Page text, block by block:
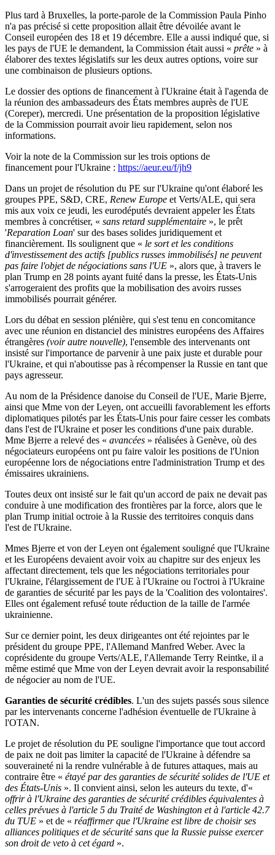
Plus tard à Bruxelles, la porte-parole de la Commission Paula Pinho
n'a pas précisé si cette proposition allait être dévoilée avant le
Conseil européen des 18 et 19 décembre. Elle a aussi indiqué que, si
les pays de l'UE le demandent, la Commission était aussi « prête » à
élaborer des textes législatifs sur les deux autres options, voire sur
une combinaison de plusieurs options.
Le dossier des options de financement à l'Ukraine était à l'agenda de
la réunion des ambassadeurs des États membres auprès de l'UE
(Coreper), mercredi. Une présentation de la proposition législative
de la Commission pourrait avoir lieu rapidement, selon nos
informations.
Voir la note de la Commission sur les trois options de
financement pour l'Ukraine : https://aeur.eu/f/jh9
Dans un projet de résolution du PE sur l'Ukraine qu'ont élaboré les
groupes PPE, S&D, CRE, Renew Europe et Verts/ALE, qui sera
mis aux voix ce jeudi, les eurodéputés devraient appeler les États
membres à concrétiser, « sans retard supplémentaire », le prêt
'Reparation Loan' sur des bases solides juridiquement et
financièrement. Ils soulignent que « le sort et les conditions
d'investissement des actifs [publics russes immobilisés] ne peuvent
pas faire l'objet de négociations sans l'UE », alors que, à travers le
plan Trump en 28 points ayant fuité dans la presse, les États-Unis
s'arrogeraient des profits que la mobilisation des avoirs russes
immobilisés pourrait générer.
Lors du débat en session plénière, qui s'est tenu en concomitance
avec une réunion en distanciel des ministres européens des Affaires
étrangères (voir autre nouvelle), l'ensemble des intervenants ont
insisté sur l'importance de parvenir à une paix juste et durable pour
l'Ukraine, et qui n'aboutisse pas à récompenser la Russie en tant que
pays agresseur.
Au nom de la Présidence danoise du Conseil de l'UE, Marie Bjerre,
ainsi que Mme von der Leyen, ont accueilli favorablement les efforts
diplomatiques pilotés par les États-Unis pour faire cesser les combats
dans l'est de l'Ukraine et poser les conditions d'une paix durable.
Mme Bjerre a relevé des « avancées » réalisées à Genève, où des
négociateurs européens ont pu faire valoir les positions de l'Union
européenne lors de négociations entre l'administration Trump et des
émissaires ukrainiens.
Toutes deux ont insisté sur le fait qu'un accord de paix ne devait pas
conduire à une modification des frontières par la force, alors que le
plan Trump initial octroie à la Russie des territoires conquis dans
l'est de l'Ukraine.
Mmes Bjerre et von der Leyen ont également souligné que l'Ukraine
et les Européens devaient avoir voix au chapitre sur des enjeux les
affectant directement, tels que les négociations territoriales pour
l'Ukraine, l'élargissement de l'UE à l'Ukraine ou l'octroi à l'Ukraine
de garanties de sécurité par les pays de la 'Coalition des volontaires'.
Elles ont également refusé toute réduction de la taille de l'armée
ukrainienne.
Sur ce dernier point, les deux dirigeantes ont été rejointes par le
président du groupe PPE, l'Allemand Manfred Weber. Avec la
coprésidente du groupe Verts/ALE, l'Allemande Terry Reintke, il a
même estimé que Mme von der Leyen devrait avoir la responsabilité
de négocier au nom de l'UE.
Garanties de sécurité crédibles. L'un des sujets passés sous silence
par les intervenants concerne l'adhésion éventuelle de l'Ukraine à
l'OTAN.
Le projet de résolution du PE souligne l'importance que tout accord
de paix ne doit pas limiter la capacité de l'Ukraine à défendre sa
souveraineté ni la rendre vulnérable à de futures attaques, mais au
contraire être « étayé par des garanties de sécurité solides de l'UE et
des États-Unis ». Il convient ainsi, selon les auteurs du texte, d'«
offrir à l'Ukraine des garanties de sécurité crédibles équivalentes à
celles prévues à l'article 5 du Traité de Washington et à l'article 42.7
du TUE » et de « réaffirmer que l'Ukraine est libre de choisir ses
alliances politiques et de sécurité sans que la Russie puisse exercer
son droit de veto à cet égard ».